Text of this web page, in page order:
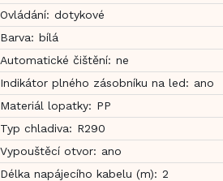
Ovládání: dotykové
Barva: bílá
Automatické čištění: ne
Indikátor plného zásobníku na led: ano
Materiál lopatky: PP
Typ chladiva: R290
Vypouštěcí otvor: ano
Délka napájecího kabelu (m): 2